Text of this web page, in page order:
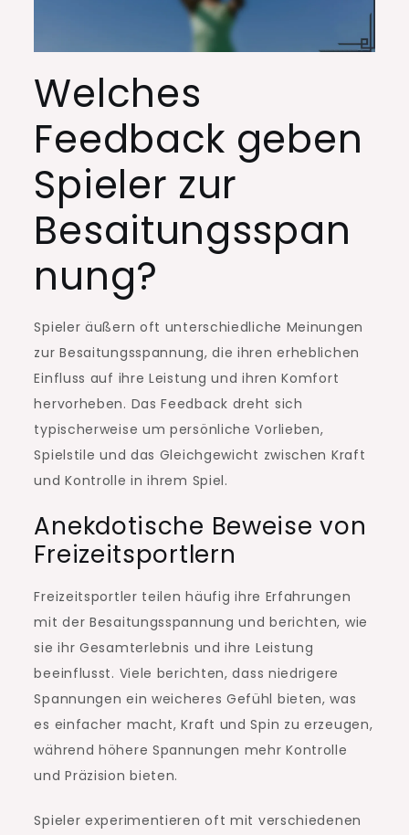
Welches
Feedback geben
Spieler zur
Besaitungsspan
nung?
Spieler äußern oft unterschiedliche Meinungen
zur Besaitungsspannung, die ihren erheblichen
Einfluss auf ihre Leistung und ihren Komfort
hervorheben. Das Feedback dreht sich
typischerweise um persönliche Vorlieben,
Spielstile und das Gleichgewicht zwischen Kraft
und Kontrolle in ihrem Spiel.
Anekdotische Beweise von
Freizeitsportlern
Freizeitsportler teilen häufig ihre Erfahrungen
mit der Besaitungsspannung und berichten, wie
sie ihr Gesamterlebnis und ihre Leistung
beeinflusst. Viele berichten, dass niedrigere
Spannungen ein weicheres Gefühl bieten, was
es einfacher macht, Kraft und Spin zu erzeugen,
während höhere Spannungen mehr Kontrolle
und Präzision bieten.
Spieler experimentieren oft mit verschiedenen